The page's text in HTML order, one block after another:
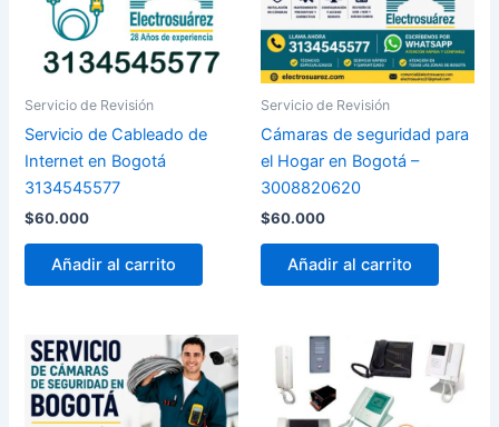
Servicio de Revisión
Servicio de Cableado de
Internet en Bogotá
3134545577
$60.000
Añadir al carrito
Servicio de Revisión
Cámaras de seguridad para
el Hogar en Bogotá –
3008820620
$60.000
Añadir al carrito